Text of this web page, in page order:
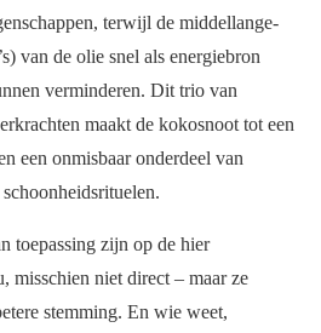
terwijl de middellange-
van de olie snel als energiebron
verminderen. Dit trio van
maakt de kokosnoot tot een
een onmisbaar onderdeel van
toepassing zijn op de hier
misschien niet direct – maar ze
stemming. En wie weet,